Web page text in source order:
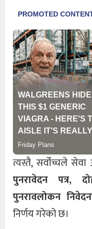
त्यस्तै, सर्वोच्चले
पुनरावेदन पत्र,
पुनरावलोकन
निर्णय गरेको छ।